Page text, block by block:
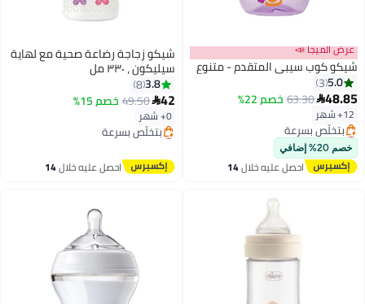
عرض الميجا 📣
شيكو كوب سيبي المتقدم - متنوع
5.0
3
48.85
63.30خصم 22%
12+ شهر
أقل سعر في السنة
توصيل مجاني
بتخلّص بسرعة
أقل سعر في السنة
خصم 20% إضافي
احصل عليه خلال14
اغسطس
شيكو زجاجة رضاعة صحية مع لهاية
سيليكون ، ٣٣٠ مل
3.8
8
42
49.50خصم 15%
0+ شهر
أقل سعر في 7 يوم
توصيل مجاني
بتخلّص بسرعة
أقل سعر في 7 يوماحصل عليه خلال14
اغسطس